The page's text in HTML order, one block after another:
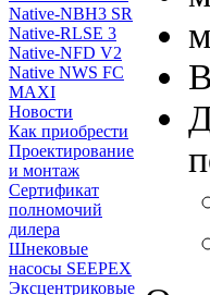
Native-NBH3 SR
Native-RLSE 3
Native-NFD V2
Native NWS FC
MAXI
Новости
Как приобрести
Проектирование
и монтаж
Сертификат
полномочий
дилера
Шнековые
насосы SEEPEX
Эксцентриковые